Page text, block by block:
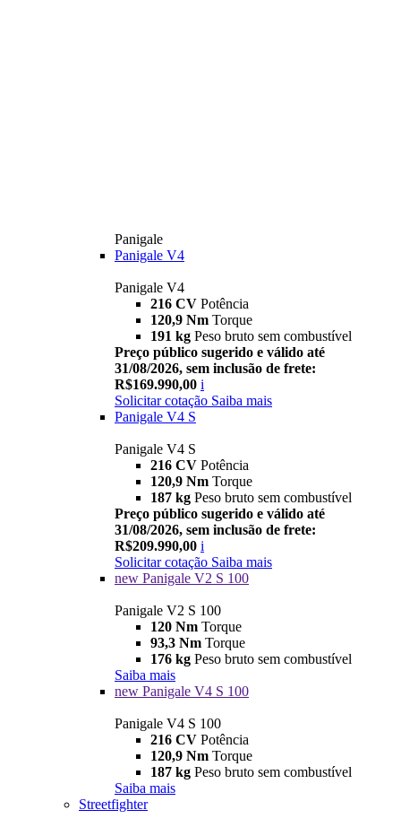
Panigale
Panigale V4
Panigale V4
216 CV Potência
120,9 Nm Torque
191 kg Peso bruto sem combustível
Preço público sugerido e válido até
31/08/2026, sem inclusão de frete:
R$169.990,00 i
Solicitar cotação Saiba mais
Panigale V4 S
Panigale V4 S
216 CV Potência
120,9 Nm Torque
187 kg Peso bruto sem combustível
Preço público sugerido e válido até
31/08/2026, sem inclusão de frete:
R$209.990,00 i
Solicitar cotação Saiba mais
new Panigale V2 S 100
Panigale V2 S 100
120 Nm Torque
93,3 Nm Torque
176 kg Peso bruto sem combustível
Saiba mais
new Panigale V4 S 100
Panigale V4 S 100
216 CV Potência
120,9 Nm Torque
187 kg Peso bruto sem combustível
Saiba mais
Streetfighter